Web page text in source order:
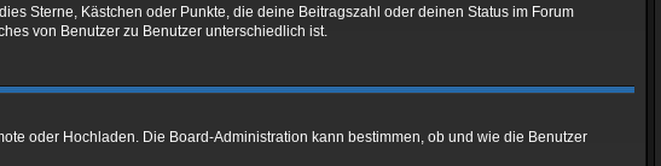
Sterne, Kästchen oder Punkte, die deine Beitragszahl oder deinen Status im Forum
von Benutzer zu Benutzer unterschiedlich ist.
oder Hochladen. Die Board-Administration kann bestimmen, ob und wie die Benutzer